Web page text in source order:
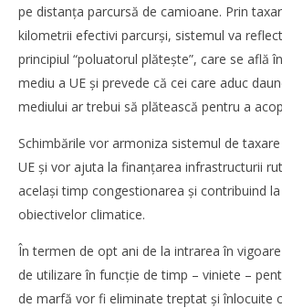
NOW VIEWING
Directiva Eurovignetei, aprobată de
Europa?
Redacția
pe distanța parcursă de camioane. Prin
kilometrii efectivi parcurși, sistemul va
principiul “poluatorul plătește”, care se află
mediu a UE și prevede că cei care aduc
mediului ar trebui să plătească pentru a
Schimbările vor armoniza sistemul de
UE și vor ajuta la finanțarea infrastructurii
același timp congestionarea și contribuind
obiectivelor climatice.
În termen de opt ani de la intrarea în
de utilizare în funcție de timp – viniete –
de marfă vor fi eliminate treptat și înlocuite